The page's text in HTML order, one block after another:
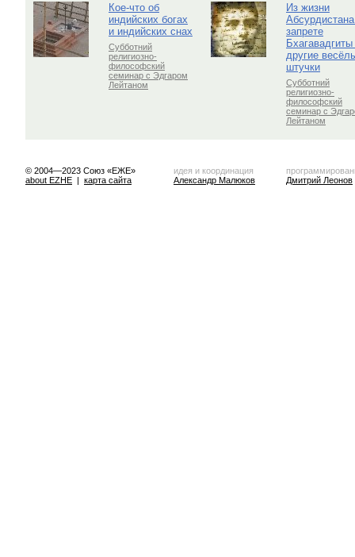
Кое-что об
индийских богах
и индийских снах
Субботний
религиозно-
философский
семинар с Эдгаром
Лейтаном
Из жизни
запрете
Бхагавадгиты
другие
штучки
Субботний
религиозно-
философский
семинар с
Лейтаном
© 2004—2023 Союз «ЕЖЕ»
about EZHE | карта сайта
идея и координация
Александр Малюков
Дмитрий Леонов